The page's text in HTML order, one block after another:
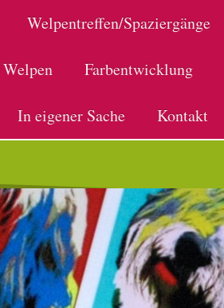
Welpentreffen/Spaziergänge
Farbentwicklung
In eigener Sache Kontakt